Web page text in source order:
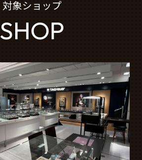
対象ショップ
SHOP